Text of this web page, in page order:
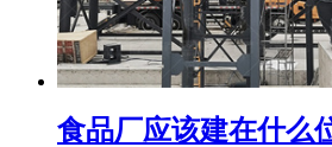
食品厂应该建在什么